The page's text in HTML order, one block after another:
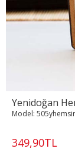
Yenidoğan
349,90TL
Model: